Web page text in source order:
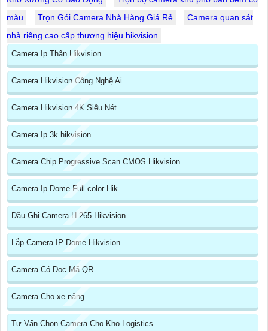
màu
Trọn Gói Camera Nhà Hàng Giá Rẻ
Camera quan sát
nhà riêng cao cấp thương hiệu hikvision
Camera Ip Thân Hikvision
Camera Hikvision Công Nghệ Ai
Camera Hikvision 4K Siêu Nét
Camera Ip 3k hikvision
Camera Chip Progressive Scan CMOS Hikvision
Camera Ip Dome Full color Hik
Đầu Ghi Camera H.265 Hikvision
Lắp Camera IP Dome Hikvision
Camera Có Đọc Mã QR
Camera Cho xe nâng
Tư Vấn Chọn Camera Cho Kho Logistics